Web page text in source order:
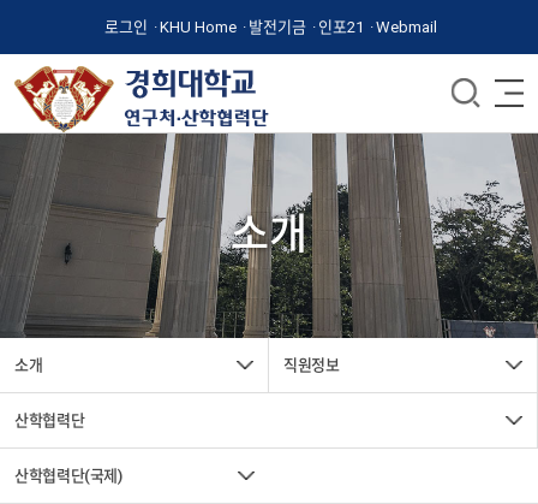
로그인 KHU Home 발전기금 인포21 Webmail
소개
소개 직원정보
산학협력단
산학협력단(국제)